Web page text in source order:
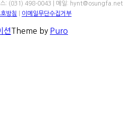
: (031) 498-0043 | 메일: hynt@osungfa.net
방침
이메일무단수집거부
션Theme by Puro